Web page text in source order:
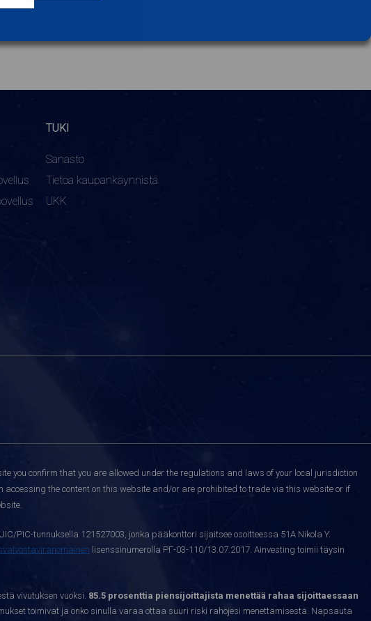
TUKI
Sanasto
Tietoa kaupankäynnistä
UKK
you confirm that you are allowed under the regulations and laws of your local jurisdiction
the content on this website and/or are prohibited to trade via this website or if
PIC-tunnuksella 121527003, jonka pääkonttori sijaitsee osoitteessa 51A Nikola Y.
lisenssinumerolla РГ-03-110/13.07.2017. Ainvesting toimii täysin
vivutuksen vuoksi. 85.5 prosenttia piensijoittajista menettää rahaa sijoittaessaan
toimivat ja onko sinulla varaa ottaa suuri riski rahojesi menettämisestä. Napsauta